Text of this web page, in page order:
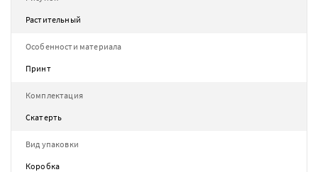
Растительный
Особенности материала
Принт
Комплектация
Скатерть
Вид упаковки
Коробка